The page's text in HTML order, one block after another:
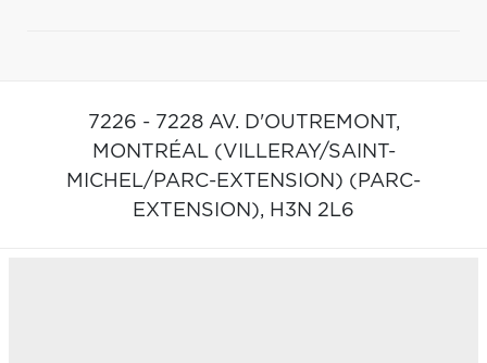
7226 - 7228 AV. D'OUTREMONT,
MONTRÉAL (VILLERAY/SAINT-
MICHEL/PARC-EXTENSION) (PARC-
EXTENSION), H3N 2L6